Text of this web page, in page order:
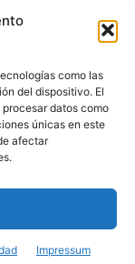
como las
del dispositivo. El
datos como
únicas en este
afectar
Impressum